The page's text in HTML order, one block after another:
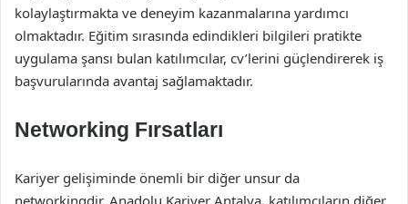
kolaylaştırmakta ve deneyim kazanmalarına yardımcı
olmaktadır. Eğitim sırasında edindikleri bilgileri pratikte
uygulama şansı bulan katılımcılar, cv’lerini güçlendirerek iş
başvurularında avantaj sağlamaktadır.
Networking Fırsatları
Kariyer gelişiminde önemli bir diğer unsur da
networkingdir. Anadolu Kariyer Antalya, katılımcıların diğer